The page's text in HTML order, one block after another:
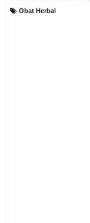
Obat Herbal